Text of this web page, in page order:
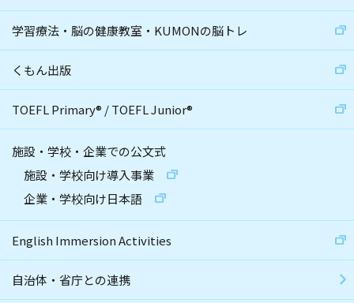
学習療法・脳の健康教室・KUMONの脳トレ
くもん出版
TOEFL Primary® /TOEFL Junior®
施設・学校・企業での公文式
施設・学校向け導入事業
企業・学校向け日本語
English Immersion Activities
自治体・省庁との連携